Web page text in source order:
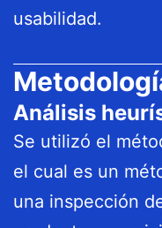
usabilidad.
Análisis
Se utilizó el
el cual es un
una inspección